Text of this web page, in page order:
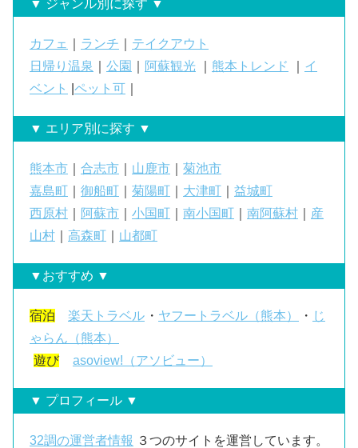
▼ ジャンル別に探す ▼
カフェ ランチ
テイクアウト
日帰り温泉
公園 阿蘇観光 熊本トレンド
イ
ベント
ペット可
▼ エリア別に探す ▼
熊本市 合志市 山鹿市
菊池市
嘉島町
御船町 菊陽町 大津町
益城町
西原村
阿蘇市 小国町 南小国町 南阿蘇村
産
山村
高森町 山都町
▼おすすめ ▼
宿泊 楽天トラベル ・ ヤフートラベル（熊本） ・ じ
ゃらん（熊本）
遊び
asoview!（アソビュー）
▼ プロフィール ▼
32調の運営者情報 ３つのサイトを運営しています。